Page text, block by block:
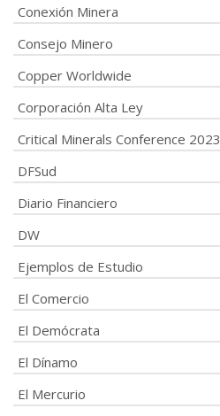
Conexión Minera
Consejo Minero
Copper Worldwide
Corporación Alta Ley
Critical Minerals Conference 2023
DFSud
Diario Financiero
DW
Ejemplos de Estudio
El Comercio
El Demócrata
El Dínamo
El Mercurio